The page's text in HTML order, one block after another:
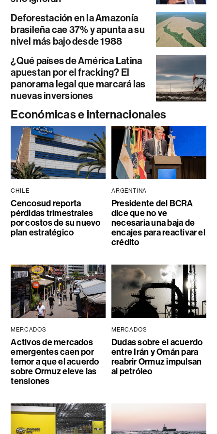
Deforestación en la Amazonía
brasileña cae 37% y apunta a su
nivel más bajo desde 1988
¿Qué países de América Latina
apuestan por el fracking? El
panorama legal que marcará las
nuevas inversiones
Económicas e internacionales
CHILE
Cencosud reporta
pérdidas trimestrales
por costos de su nuevo
plan estratégico
ARGENTINA
Presidente del BCRA
dice que no ve
necesaria una baja de
encajes para reactivar el
crédito
MERCADOS
Activos de mercados
emergentes caen por
temor a que el acuerdo
sobre Ormuz eleve las
tensiones
MERCADOS
Dudas sobre el acuerdo
entre Irán y Omán para
reabrir Ormuz impulsan
al petróleo